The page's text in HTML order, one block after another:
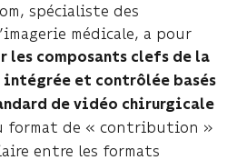
spécialiste des
médicale, a pour
les composants clefs de la
intégrée et contrôlée basés
de vidéo chirurgicale
format de « contribution »
entre les formats